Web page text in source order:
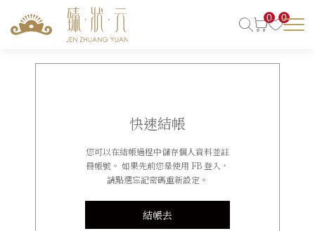
0 0
快速結帳
您可以在結帳過程中儲存個人資料並註
冊帳號。 如果先前您是使用 FB 登入，
請點選忘記密碼重新設定。
結帳去